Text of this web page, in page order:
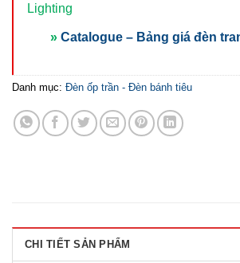
Lighting
» Catalogue – Bảng giá đèn
Danh mục: Đèn ốp trần - Đèn bánh tiêu
CHI TIẾT SẢN PHẨM